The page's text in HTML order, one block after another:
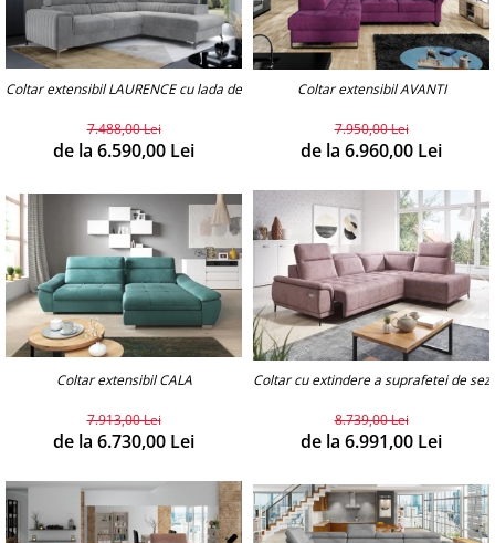
Coltar extensibil LAURENCE cu lada de depozitare.(personalizabil)
7.488,00 Lei
de la 6.590,00 Lei
Coltar extensibil AVANTI
7.950,00 Lei
de la 6.960,00 Lei
Coltar extensibil CALA
7.913,00 Lei
de la 6.730,00 Lei
Coltar cu extindere a suprafetei de
8.739,00 Lei
de la 6.991,00 Lei